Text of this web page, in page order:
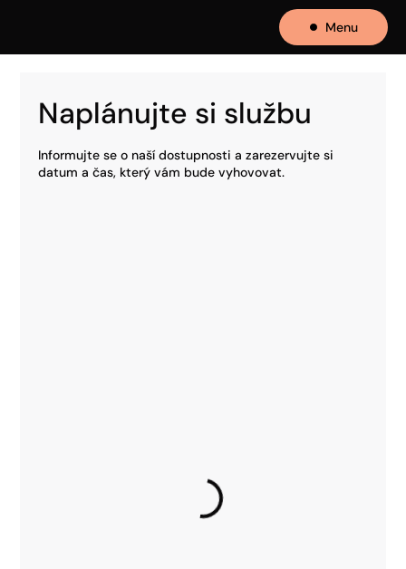
Menu
Naplánujte si službu
Informujte se o naší dostupnosti a zarezervujte si
datum a čas, který vám bude vyhovovat.